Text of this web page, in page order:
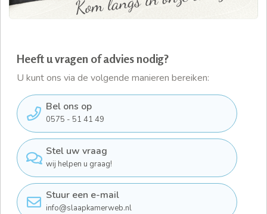
Heeft u vragen of advies nodig?
U kunt ons via de volgende manieren bereiken:
Bel ons op
0575 - 51 41 49
Stel uw vraag
wij helpen u graag!
Stuur een e-mail
info@slaapkamerweb.nl